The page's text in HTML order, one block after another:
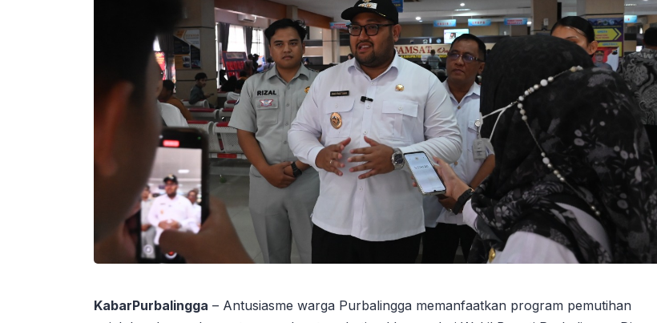
KabarPurbalingga – Antusiasme warga Purbalingga memanfaatkan program pemutihan